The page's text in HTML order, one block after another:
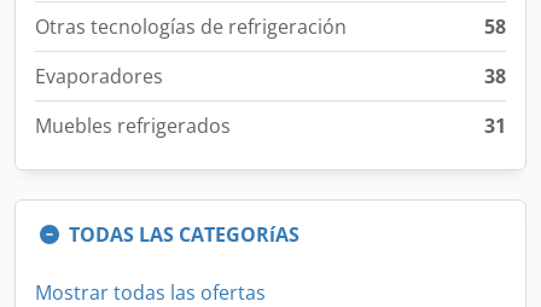
Otras tecnologías de refrigeración
58
Evaporadores
38
Muebles refrigerados
31
TODAS LAS CATEGORíAS
Mostrar todas las ofertas